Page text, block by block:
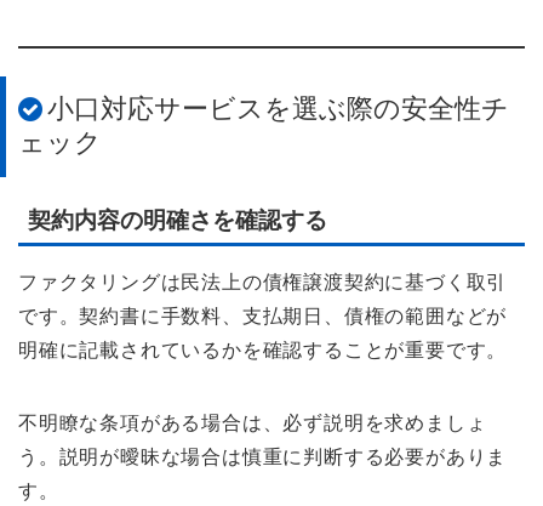
小口対応サービスを選ぶ際の安全性チ
ェック
契約内容の明確さを確認する
ファクタリングは民法上の債権譲渡契約に基づく取引
です。契約書に手数料、支払期日、債権の範囲などが
明確に記載されているかを確認することが重要です。
不明瞭な条項がある場合は、必ず説明を求めましょ
う。説明が曖昧な場合は慎重に判断する必要がありま
す。